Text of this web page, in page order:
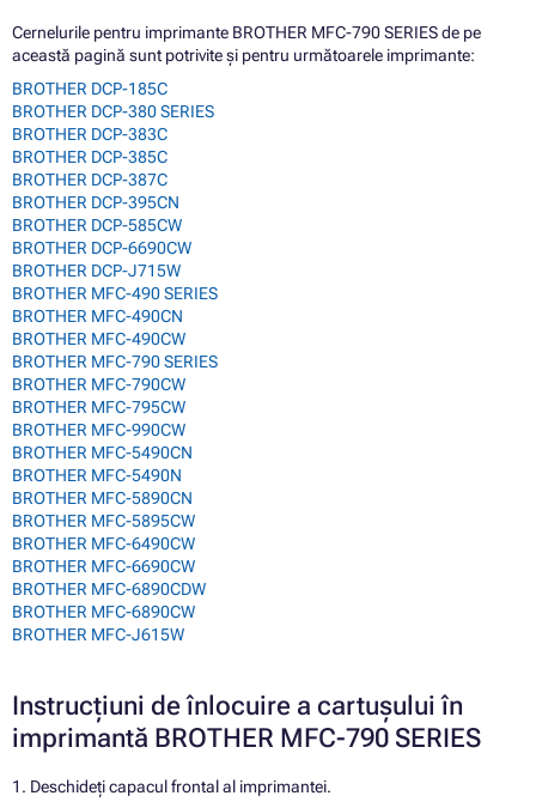
Cernelurile pentru imprimante BROTHER MFC-790 SERIES de pe
această pagină sunt potrivite și pentru următoarele imprimante:
BROTHER DCP-185C
BROTHER DCP-380 SERIES
BROTHER DCP-383C
BROTHER DCP-385C
BROTHER DCP-387C
BROTHER DCP-395CN
BROTHER DCP-585CW
BROTHER DCP-6690CW
BROTHER DCP-J715W
BROTHER MFC-490 SERIES
BROTHER MFC-490CN
BROTHER MFC-490CW
BROTHER MFC-790 SERIES
BROTHER MFC-790CW
BROTHER MFC-795CW
BROTHER MFC-990CW
BROTHER MFC-5490CN
BROTHER MFC-5490N
BROTHER MFC-5890CN
BROTHER MFC-5895CW
BROTHER MFC-6490CW
BROTHER MFC-6690CW
BROTHER MFC-6890CDW
BROTHER MFC-6890CW
BROTHER MFC-J615W
Instrucțiuni de înlocuire a cartușului în
imprimantă BROTHER MFC-790 SERIES
1. Deschideți capacul frontal al imprimantei.